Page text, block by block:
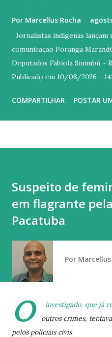
Por Marcellus Rocha
Jornalistas indígenas lançam
comunicação Poranga
Deputados Fabíola Sinimbú –
Publicado em 10/08/2026 -
Marandúa foi lançado nesta
desenvolvido pela articulação
indígenas . “Este manual
reafirma nosso compromisso
línguas e dos nossos modos
primeira edição do Poranga
pela Organização Indígena
COMPARTILHAR POSTAR
Suspeito de
em flagrante pela
Pacatuba
Por
O
investigado, que já
outros crimes,
pelos policiais civis